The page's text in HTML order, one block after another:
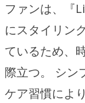
ファンは、『
にスタイリン
ているため、
際立つ。 シン
ケア習慣によ